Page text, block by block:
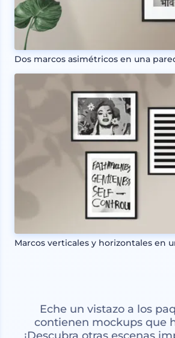
Dos marcos asimétricos en una
Marcos verticales y horizontales en
Eche un vistazo a los
contienen mockups que